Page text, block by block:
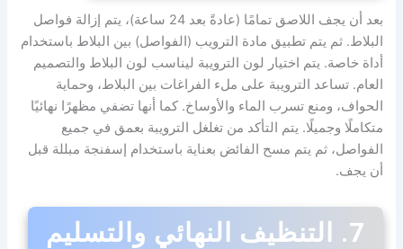
بعد أن يجف اللاصق تمامًا (عادةً بعد 24 ساعة)، يتم إزالة فواصل
البلاط. ثم يتم تطبيق مادة الترويب (الفواصل) بين البلاط باستخدام
أداة خاصة. يتم اختيار لون الترويبة ليناسب لون البلاط والتصميم
العام. تساعد الترويبة على ملء الفراغات بين البلاط، وحماية
الحواف، ومنع تسرب الماء والأوساخ. كما أنها تضفي مظهرًا نهائيًا
متكاملًا وجميلًا. يتم التأكد من تغلغل الترويبة بعمق في جميع
الفواصل، ثم يتم مسح الفائض بعناية باستخدام إسفنجة مبللة قبل
أن يجف.
7. التنظيف النهائي والتسليم